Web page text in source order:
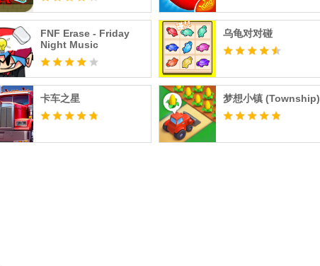
FNF Erase - Friday
Night Music
乌龟对对碰
卡车之星 梦想小镇 (Township)